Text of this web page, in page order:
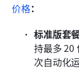
价格：
标准版套餐
持最多 20
次自动化